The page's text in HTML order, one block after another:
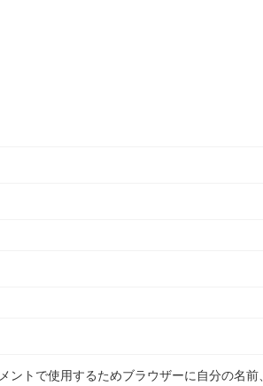
ントで使用するためブラウザーに自分の名前